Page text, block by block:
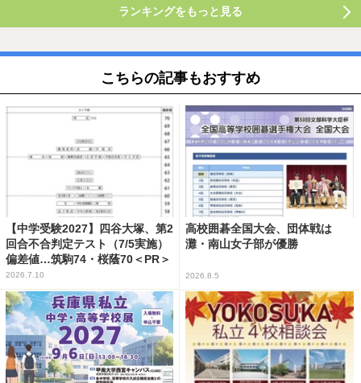
ランキングをもっと見る
こちらの記事もおすすめ
【中学受験2027】四谷大塚、第2
回合不合判定テスト（7/5実施）
偏差値…筑駒74・桜蔭70＜PR＞
2026.7.10
高校囲碁全国大会、団体戦は
灘・南山女子部が優勝
2026.8.5